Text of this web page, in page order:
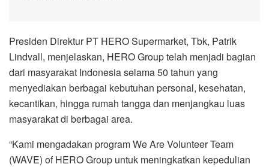
Presiden Direktur PT HERO Supermarket, Tbk, Patrik
Lindvall, menjelaskan, HERO Group telah menjadi bagian
dari masyarakat Indonesia selama 50 tahun yang
menyediakan berbagai kebutuhan personal, kesehatan,
kecantikan, hingga rumah tangga dan menjangkau luas
masyarakat di berbagai area.
“Kami mengadakan program We Are Volunteer Team
(WAVE) of HERO Group untuk meningkatkan kepedulian